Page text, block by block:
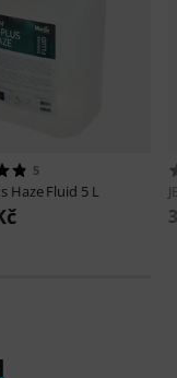
5
Haze Fluid 5 L